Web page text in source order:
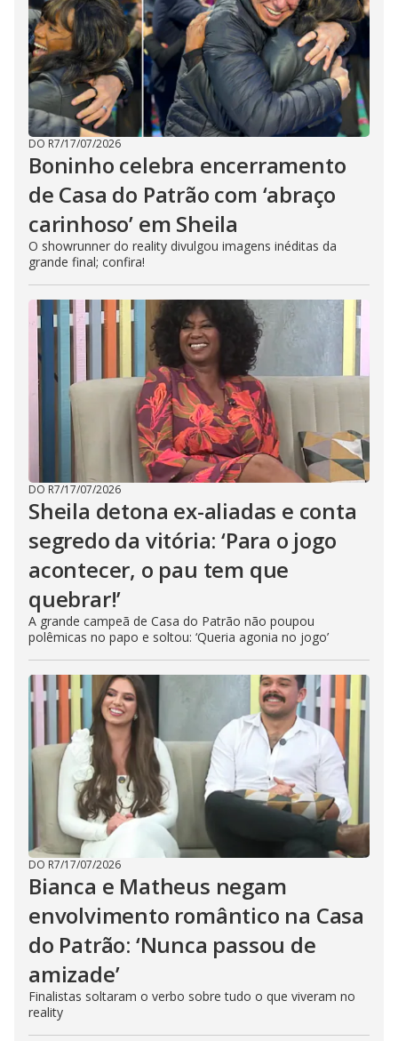
DO R7/17/07/2026
Boninho celebra encerramento
de Casa do Patrão com ‘abraço
carinhoso’ em Sheila
O showrunner do reality divulgou imagens inéditas da
grande final; confira!
DO R7/17/07/2026
Sheila detona ex-aliadas e conta
segredo da vitória: ‘Para o jogo
acontecer, o pau tem que
quebrar!’
A grande campeã de Casa do Patrão não poupou
polêmicas no papo e soltou: ‘Queria agonia no jogo’
DO R7/17/07/2026
Bianca e Matheus negam
envolvimento romântico na Casa
do Patrão: ‘Nunca passou de
amizade’
Finalistas soltaram o verbo sobre tudo o que viveram no
reality